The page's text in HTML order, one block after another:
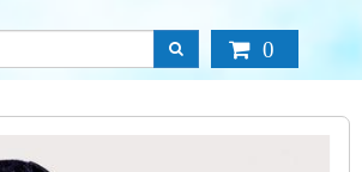
0